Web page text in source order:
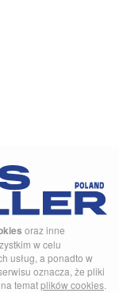
oraz inne
w celu
usług, a ponadto w
oznacza, że pliki
tematplików cookies.